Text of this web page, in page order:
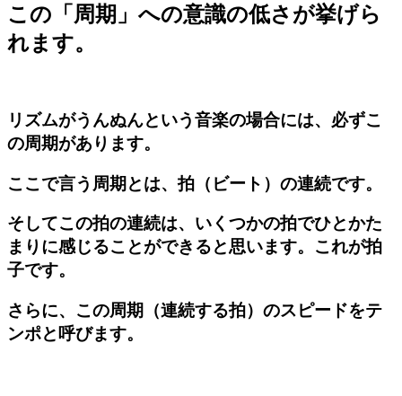
この 「周期」への意識の低さ が挙げら
れます。
リズムがうんぬんという音楽の場合には、必ずこ
の周期があります。
ここで言う周期とは、拍（ビート）の連続です。
そしてこの拍の連続は、いくつかの拍でひとかた
まりに感じることができると思います。これが拍
子です。
さらに、この周期（連続する拍）のスピードをテ
ンポと呼びます。